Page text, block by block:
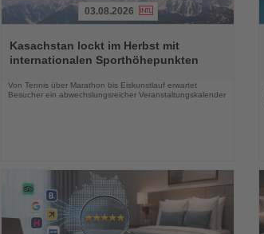
Sie
die
03.08.2026
Kasachstan lockt im Herbst mit
internationalen Sporthöhepunkten
Von Tennis über Marathon bis Eiskunstlauf erwartet
Besucher ein abwechslungsreicher Veranstaltungskalender